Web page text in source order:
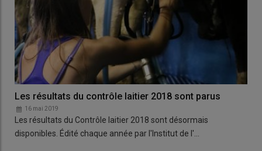
Les résultats du contrôle laitier 2018 sont parus
16 mai 2019
Les résultats du Contrôle laitier 2018 sont désormais
disponibles. Édité chaque année par l'Institut de l'…